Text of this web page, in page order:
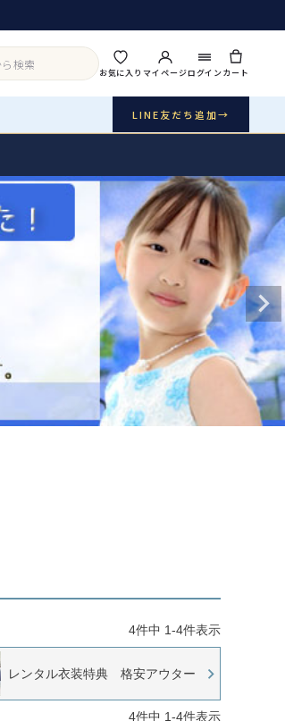
お気に入りマイページログインカート
LINE友だち追加→
インナー・パニエ
音楽雑貨
入・サポート
4件中 1-4件表示
レンタル衣装特典 格安アウター
4件中 1-4件表示